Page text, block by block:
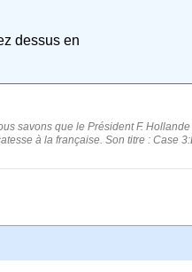
dessus en
savons que le Président F.
à la française. Son titre : Case